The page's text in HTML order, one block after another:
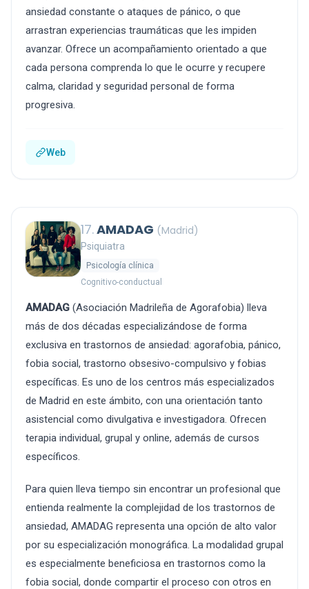
ansiedad constante o ataques de pánico, o que
arrastran experiencias traumáticas que les impiden
avanzar. Ofrece un acompañamiento orientado a que
cada persona comprenda lo que le ocurre y recupere
calma, claridad y seguridad personal de forma
progresiva.
Web
17.AMADAG (Madrid)
Psiquiatra
Psicología clínica
Cognitivo-conductual
AMADAG (Asociación Madrileña de Agorafobia) lleva
más de dos décadas especializándose de forma
exclusiva en trastornos de ansiedad: agorafobia, pánico,
fobia social, trastorno obsesivo-compulsivo y fobias
específicas. Es uno de los centros más especializados
de Madrid en este ámbito, con una orientación tanto
asistencial como divulgativa e investigadora. Ofrecen
terapia individual, grupal y online, además de cursos
específicos.
Para quien lleva tiempo sin encontrar un profesional que
entienda realmente la complejidad de los trastornos de
ansiedad, AMADAG representa una opción de alto valor
por su especialización monográfica. La modalidad grupal
es especialmente beneficiosa en trastornos como la
fobia social, donde compartir el proceso con otros en